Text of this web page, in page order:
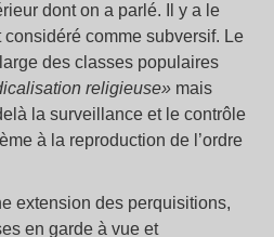
dont on a parlé. Il y a le
comme subversif. Le
des classes populaires
religieuse» mais
la surveillance et le contrôle
à la reproduction de l’ordre
extension des perquisitions,
en garde à vue et